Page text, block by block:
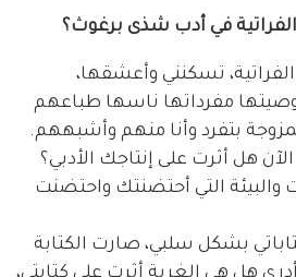
الفراتية في أدب شذى برغوث؟
تسكنني وأعشقها،
مفرداتها ناسها طباعهم
بتفرد وأنا منهم وأشبههم.
هل أثرت على إنتاجك الأدبي؟
والبيئة التي أحتضنتك واحتضنت
بشكل سلبي، صارت الكتابة